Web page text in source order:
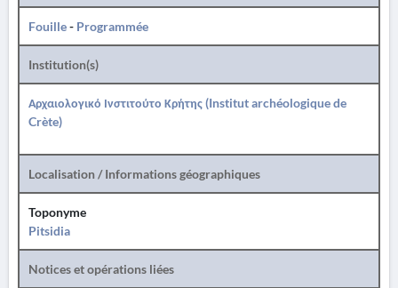
Fouille- Programmée
Institution(s)
Αρχαιολογικό Ινστιτούτο Κρήτης (Institut archéologique de
Crète)
Localisation / Informations géographiques
Toponyme
Pitsidia
Notices et opérations liées